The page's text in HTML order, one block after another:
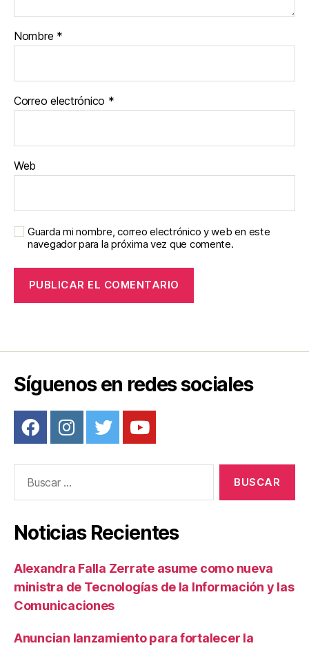
Nombre *
Correo electrónico *
Web
Guarda mi nombre, correo electrónico y web en este
navegador para la próxima vez que comente.
Síguenos en redes sociales
Noticias Recientes
Alexandra Falla Zerrate asume como nueva
ministra de Tecnologías de la Información y las
Comunicaciones
Anuncian lanzamiento para fortalecer la